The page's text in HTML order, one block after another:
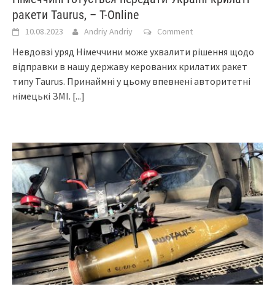
ракети Taurus, – T-Online
10.08.2023 Andriy Andriy Comment
Невдовзі уряд Німеччини може ухвалити рішення щодо
відправки в нашу державу керованих крилатих ракет
типу Taurus. Принаймні у цьому впевнені авторитетні
німецькі ЗМІ. [...]